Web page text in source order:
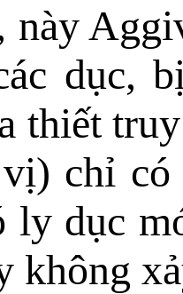
dục,
thiết
chỉ
ly dục
không